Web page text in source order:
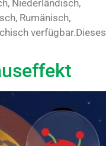
Niederländisch,
Rumänisch,
verfügbar.Dieses